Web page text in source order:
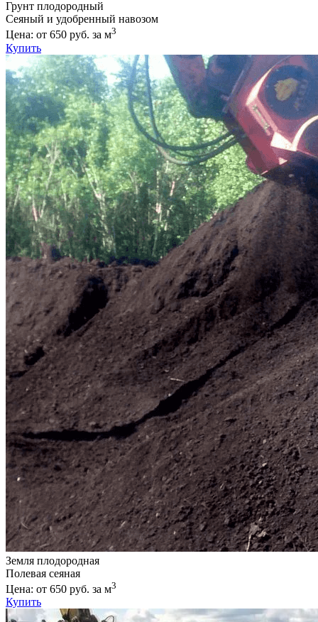
Грунт плодородный
Сеяный и удобренный навозом
Цена: от 650 руб. за м3
Купить
Земля плодородная
Полевая сеяная
Цена: от 650 руб. за м3
Купить